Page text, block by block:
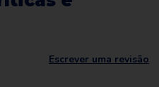
Escrever uma revisão